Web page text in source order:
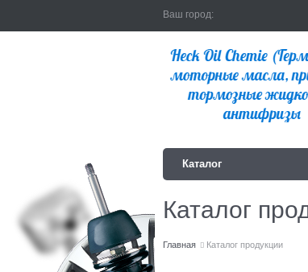
Ваш город:
Каталог
Каталог
Главная Каталог продукции